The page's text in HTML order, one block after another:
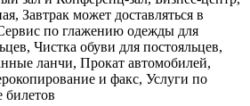
Завтрак может доставляться в
по глажению одежды для
Чистка обуви для постояльцев,
ланчи, Прокат автомобилей,
и факс, Услуги по
билетов